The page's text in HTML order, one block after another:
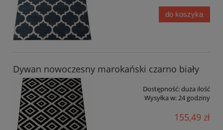
do koszyka
Dywan nowoczesny marokański czarno biały
Dostępność:duża ilość
Wysyłka w:24 godziny
155,49 zł